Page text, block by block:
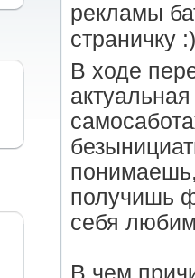
рекламы
страничку :)
В ходе
получишь
себя
В чем